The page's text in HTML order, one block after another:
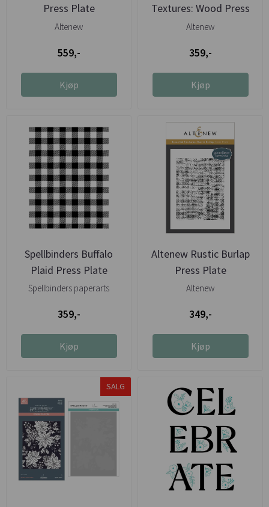
Press Plate
Altenew
559,-
Kjøp
Textures: Wood Press
Plate
Altenew
359,-
Kjøp
Spellbinders Buffalo
Plaid Press Plate
Spellbinders paperarts
359,-
Kjøp
Altenew Rustic Burlap
Press Plate
Altenew
349,-
Kjøp
SALG